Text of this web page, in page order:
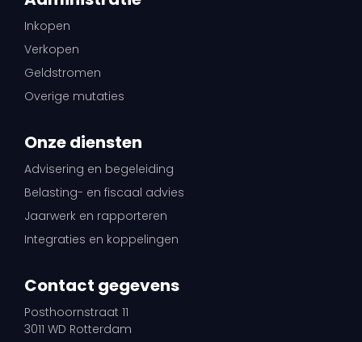
Inkopen
Verkopen
Geldstromen
Overige mutaties
Onze diensten
Advisering en begeleiding
Belasting- en fiscaal advies
Jaarwerk en rapporteren
Integraties en koppelingen
Contact gegevens
Posthoornstraat 11
3011 WD Rotterdam